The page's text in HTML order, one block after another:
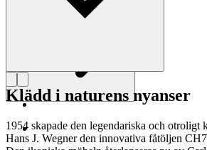
Klädd i naturens nyanser
1954 skapade den legendariska och otroligt
Hans J. Wegner den innovativa fåtöljen